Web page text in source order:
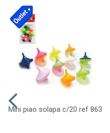
Mini piao solapa c/20 ref 863